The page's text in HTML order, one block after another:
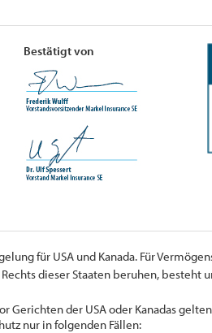
Bestätigt von
für USA und Kanada. Für
dieser Staaten beruhen, besteht
Gerichten der USA oder Kanadas
nur in folgenden Fällen: